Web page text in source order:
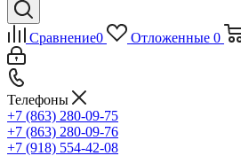
Сравнение0 Отложенные 0
Телефоны
+7 (863) 280-09-75
+7 (863) 280-09-76
+7 (918) 554-42-08